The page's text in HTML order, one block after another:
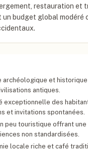
restauration et
budget global modéré
archéologique et
antiques.
exceptionnelle des
et invitations spontanées.
peu touristique offrant
non standardisées.
locale riche et café